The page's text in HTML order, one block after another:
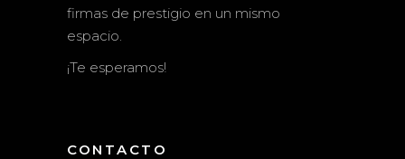
firmas de prestigio en un mismo
espacio.
¡Te esperamos!
CONTACTO